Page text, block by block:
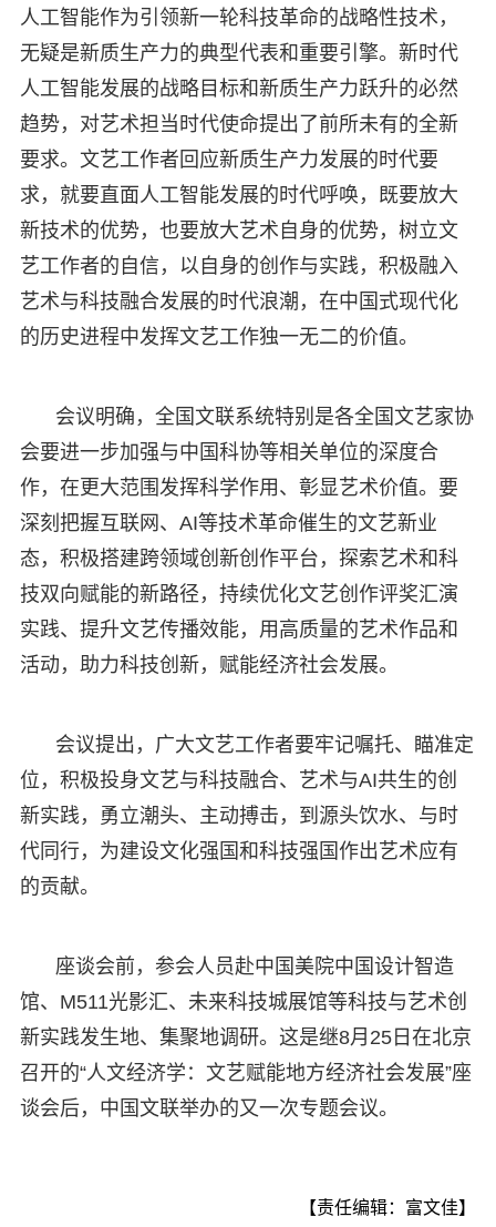
人工智能作为引领新一轮科技革命的战略性技术，
无疑是新质生产力的典型代表和重要引擎。新时代
人工智能发展的战略目标和新质生产力跃升的必然
趋势，对艺术担当时代使命提出了前所未有的全新
要求。文艺工作者回应新质生产力发展的时代要
求，就要直面人工智能发展的时代呼唤，既要放大
新技术的优势，也要放大艺术自身的优势，树立文
艺工作者的自信，以自身的创作与实践，积极融入
艺术与科技融合发展的时代浪潮，在中国式现代化
的历史进程中发挥文艺工作独一无二的价值。
会议明确，全国文联系统特别是各全国文艺家协
会要进一步加强与中国科协等相关单位的深度合
作，在更大范围发挥科学作用、彰显艺术价值。要
深刻把握互联网、AI等技术革命催生的文艺新业
态，积极搭建跨领域创新创作平台，探索艺术和科
技双向赋能的新路径，持续优化文艺创作评奖汇演
实践、提升文艺传播效能，用高质量的艺术作品和
活动，助力科技创新，赋能经济社会发展。
会议提出，广大文艺工作者要牢记嘱托、瞄准定
位，积极投身文艺与科技融合、艺术与AI共生的创
新实践，勇立潮头、主动搏击，到源头饮水、与时
代同行，为建设文化强国和科技强国作出艺术应有
的贡献。
座谈会前，参会人员赴中国美院中国设计智造
馆、M511光影汇、未来科技城展馆等科技与艺术创
新实践发生地、集聚地调研。这是继8月25日在北京
召开的“人文经济学：文艺赋能地方经济社会发展”座
谈会后，中国文联举办的又一次专题会议。
【责任编辑：富文佳】